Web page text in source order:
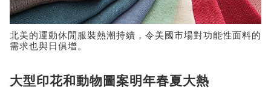
北美的運動休閒服裝熱潮持續，令美國市場對功能性面料的
需求也與日俱增。
大型印花和動物圖案明年春夏大熱